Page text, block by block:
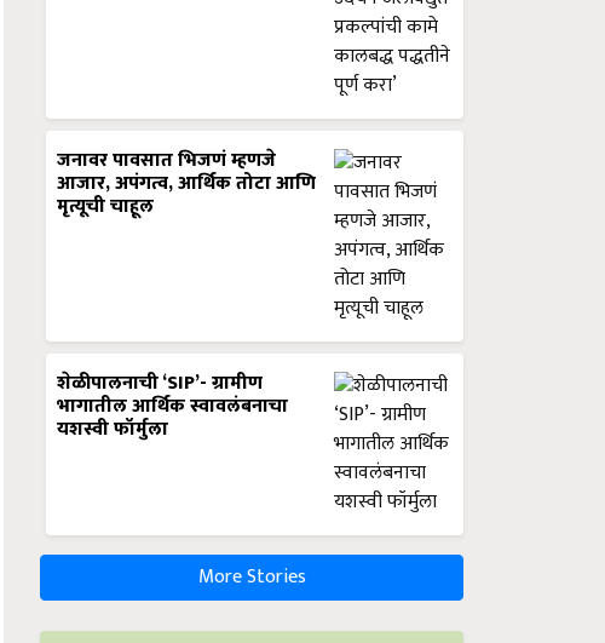
जनावर पावसात भिजणं म्हणजे
आजार, अपंगत्व, आर्थिक तोटा आणि
मृत्यूची चाहूल
शेळीपालनाची ‘SIP’- ग्रामीण
भागातील आर्थिक स्वावलंबनाचा
यशस्वी फॉर्मुला
More Stories